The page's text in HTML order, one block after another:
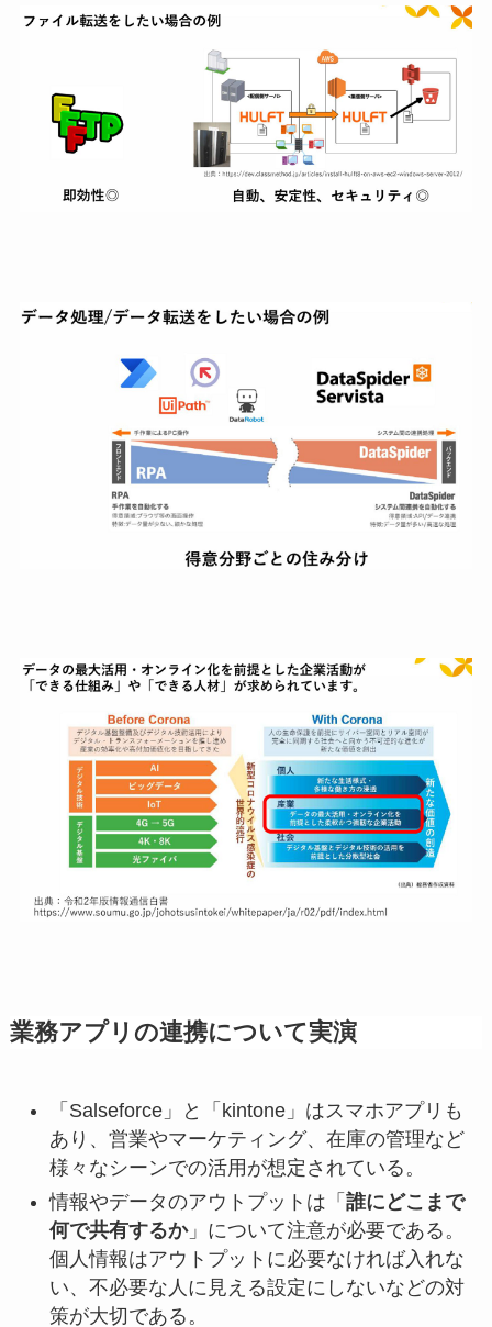
業務アプリの連携について実演
「Salseforce」と「kintone」はスマホアプリも
あり、営業やマーケティング、在庫の管理など
様々なシーンでの活用が想定されている。
情報やデータのアウトプットは「 誰にどこまで
何で共有するか」について注意が必要である。
個人情報はアウトプットに必要なければ入れな
い、不必要な人に見える設定にしないなどの対
策が大切である。